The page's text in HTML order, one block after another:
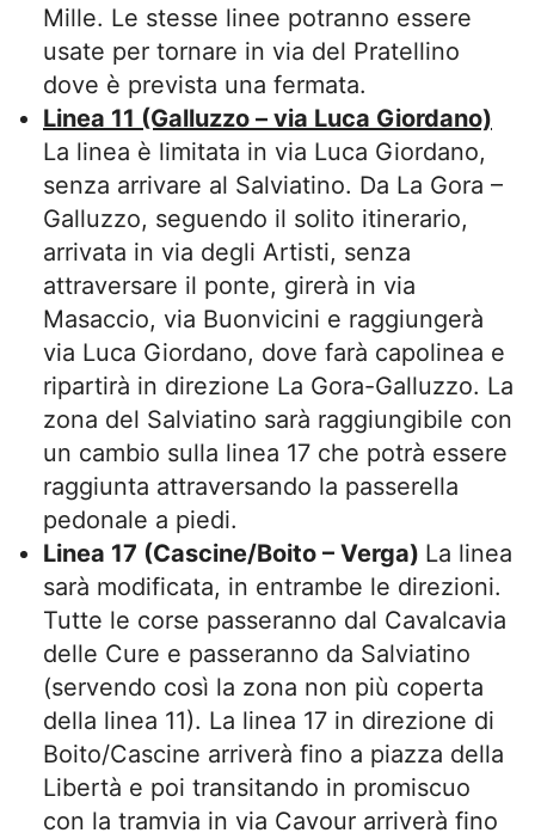
Mille. Le stesse linee potranno essere
usate per tornare in via del Pratellino
dove è prevista una fermata.
Linea 11 (Galluzzo – via Luca Giordano)
La linea è limitata in via Luca Giordano,
senza arrivare al Salviatino. Da La Gora –
Galluzzo, seguendo il solito itinerario,
arrivata in via degli Artisti, senza
attraversare il ponte, girerà in via
Masaccio, via Buonvicini e raggiungerà
via Luca Giordano, dove farà capolinea e
ripartirà in direzione La Gora-Galluzzo. La
zona del Salviatino sarà raggiungibile con
un cambio sulla linea 17 che potrà essere
raggiunta attraversando la passerella
pedonale a piedi.
Linea 17 (Cascine/Boito – Verga) La linea
sarà modificata, in entrambe le direzioni.
Tutte le corse passeranno dal Cavalcavia
delle Cure e passeranno da Salviatino
(servendo così la zona non più coperta
della linea 11). La linea 17 in direzione di
Boito/Cascine arriverà fino a piazza della
Libertà e poi transitando in promiscuo
con la tramvia in via Cavour arriverà fino